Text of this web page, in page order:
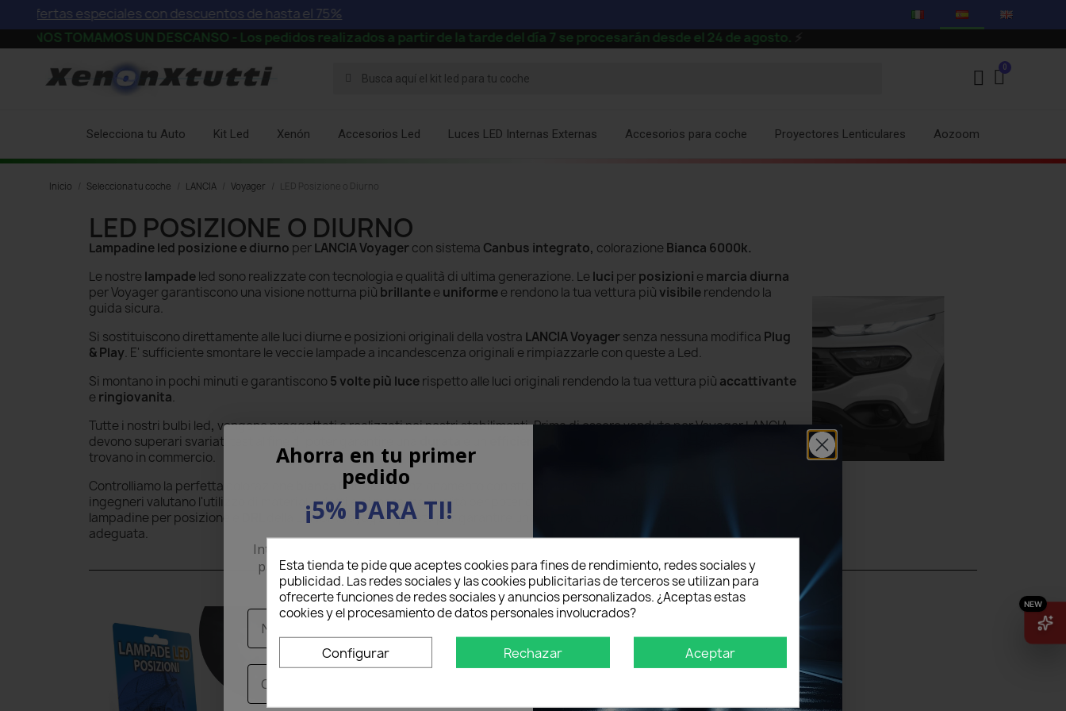
especiales con descuentos de hasta el 75%
NOS TOMAMOS UN DESCANSO - Los pedidos realizados a partir de la tarde del día 7 se procesarán desde el 24 de agosto.⚡
Selecciona tu Auto Kit Led Xenón Accesorios Led Luces LED Internas Externas Accesorios para coche Proyectores Lenticulares Aozoom
Inicio Selecciona tu coche LANCIA Voyager LED Posizione o Diurno
LED POSIZIONE O DIURNO
Lampadine led posizione e diurno perLANCIA Voyagercon sistema Canbus integrato, colorazione Bianca 6000k.
Le nostre lampadeled sono realizzate con tecnologia e qualità di ultima generazione. Le luci perposizioni e marcia diurna
per Voyagergarantiscono una visione notturna più brillantee uniformee rendono la tua vettura più visibilerendendo la
guida sicura.
Si sostituiscono direttamente alle luci diurne e posizioni originali della vostra LANCIA Voyagersenza nessuna modifica Plug
& Play. E' sufficiente smontare le veccie lampade a incandescenza originali e rimpiazzarle con queste a Led.
Si montano in pochi minuti e garantiscono5 volte più lucerispetto alle luci originali rendendo la tua vettura più accattivante
e ringiovanita.
Tutte i nostri bulbi led, vengono proggettati e realizzati nei nostri stabilimenti. Prima di essere vendute per Voyager LANCIA
devono superari svariati test al fine di poter garantire una
trovano in commercio.
Controlliamo la perfetta colorazione
6000k e il funzionamento con strumenti di altissima precisione. I nostri
ingegneri valutano l'utilizzo di materiali adatti e di massima qualità per poter garantire una luce omogenea testando le
lampadine per posizione e
della LANCIA Voyager, questo per garantire una durata e una temperatura di colore
adeguata.
Esta tienda te pide que aceptes cookies para fines de rendimiento, redes sociales y
publicidad. Las redes sociales y las cookies publicitarias de terceros se utilizan para
ofrecerte funciones de redes sociales y anuncios personalizados. ¿Aceptas estas
cookies y el procesamiento de datos personales involucrados?
Configurar Rechazar Aceptar
Ahorra en tu primer
pedido
¡5% PARA TI!
Introduce tu correo electrónico aquí abajo
para recibir un5% DE DESCUENTOen tu
primer pedido.
Nome
Email